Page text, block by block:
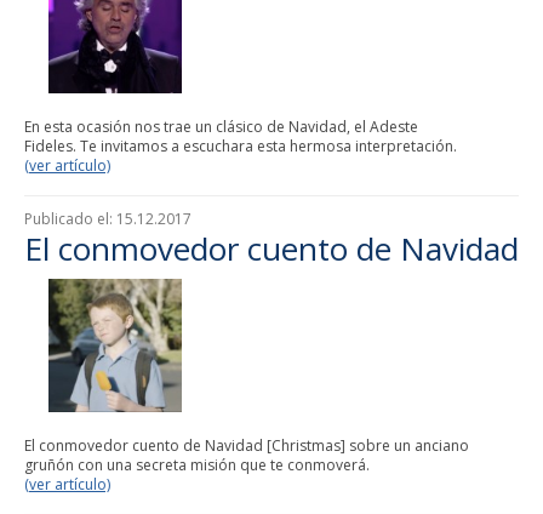
En esta ocasión nos trae un clásico de Navidad, el Adeste
Fideles. Te invitamos a escuchara esta hermosa interpretación.
(ver artículo)
Publicado el: 15.12.2017
El conmovedor cuento de Navidad
El conmovedor cuento de Navidad [Christmas] sobre un anciano
gruñón con una secreta misión que te conmoverá.
(ver artículo)